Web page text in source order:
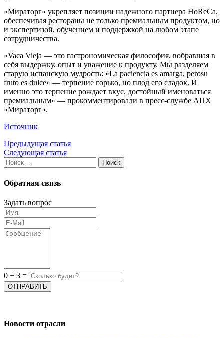
«Мираторг» укрепляет позиции надежного партнера HoReCa,
обеспечивая рестораны не только премиальным продуктом, но
и экспертизой, обучением и поддержкой на любом этапе
сотрудничества.
«Vaca Vieja — это гастрономическая философия, вобравшая в
себя выдержку, опыт и уважение к продукту. Мы разделяем
старую испанскую мудрость: «La paciencia es amarga, perosu
fruto es dulce» — терпение горько, но плод его сладок. И
именно это терпение рождает вкус, достойный именоваться
премиальным» — прокомментировали в пресс-службе АПХ
«Мираторг».
Источник
Предыдущая статья
Следующая статья
Найти:
Обратная связь
Задать вопрос
0 + 3 =
Новости отрасли